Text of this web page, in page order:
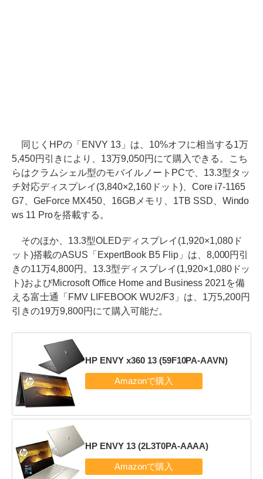
同じくHPの「ENVY 13」は、10%オフに相当する1万
5,450円引きにより、13万9,050円にて購入できる。こち
らはクラムシェル型のモバイルノートPCで、13.3型タッ
チ対応ディスプレイ(3,840×2,160ドット)、Core i7-1165
G7、GeForce MX450、16GBメモリ、1TB SSD、Windo
ws 11 Proを搭載する。
そのほか、13.3型OLEDディスプレイ(1,920×1,080ド
ット)搭載のASUS「ExpertBook B5 Flip」は、8,000円引
きの11万4,800円。13.3型ディスプレイ(1,920×1,080ドッ
ト)およびMicrosoft Office Home and Business 2021を備
える富士通「FMV LIFEBOOK WU2/F3」は、1万5,200円
引きの19万9,800円にて購入可能だ。
HP ENVY x360 13 (59F10PA-AAVN)
HP ENVY 13 (2L3T0PA-AAAA)